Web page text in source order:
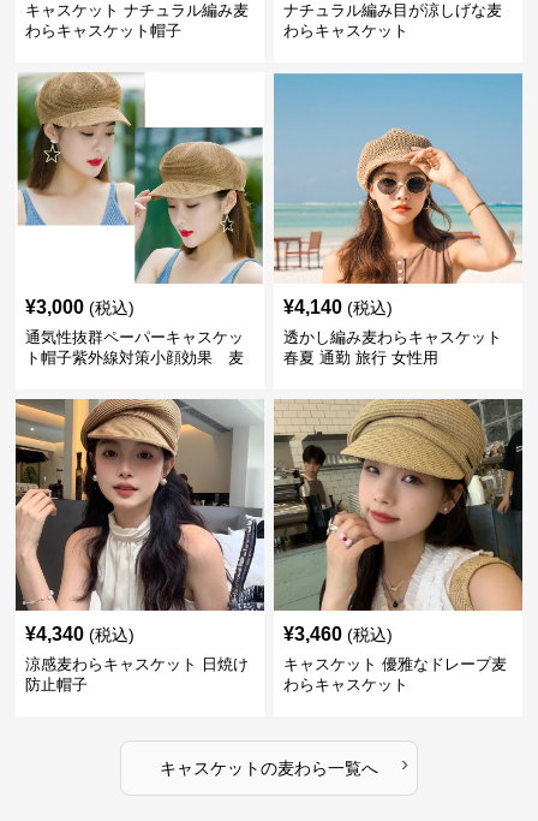
キャスケット ナチュラル編み麦
わらキャスケット帽子
ナチュラル編み目が涼しげな麦
わらキャスケット
¥3,000 (税込)
通気性抜群ペーパーキャスケッ
ト帽子紫外線対策小顔効果 麦
¥4,140 (税込)
透かし編み麦わらキャスケット
春夏 通勤 旅行 女性用
¥4,340 (税込)
涼感麦わらキャスケット 日焼け
防止帽子
¥3,460 (税込)
キャスケット 優雅なドレープ麦
わらキャスケット
キャスケットの麦わら一覧へ ›